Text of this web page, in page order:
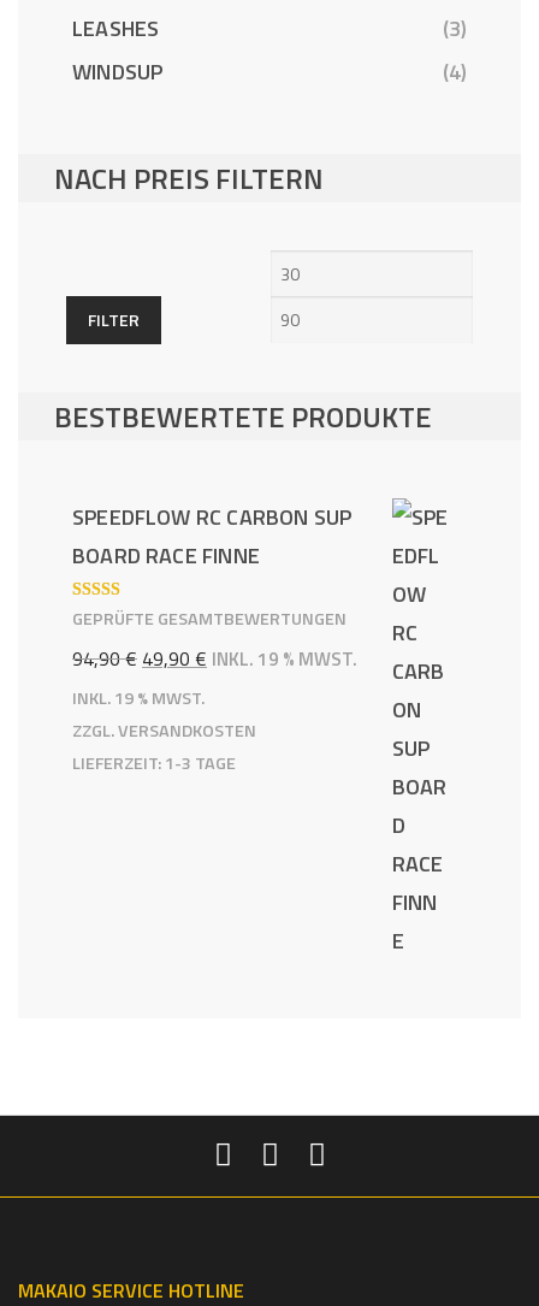
LEASHES
(3)
WINDSUP
(4)
NACH PREIS FILTERN
Min.
FILTER
BESTBEWERTETE PRODUKTE
SPEEDFLOW RC CARBON SUP
BOARD RACE FINNE
BEWERTE
T MIT 5.00
GEPRÜFTE GESAMTBEWERTUNGEN
94,90€ URSPRÜNGLICHER
PREIS
WAR:
49,90 € AKTUELLER
IST:
INKL. 19 % MWST.
INKL. 19 % MWST.
ZZGL.VERSANDKOSTEN
LIEFERZEIT:1-3 TAGE
MAKAIO SERVICE HOTLINE